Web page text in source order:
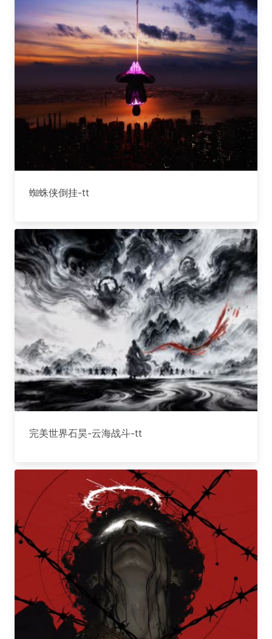
蜘蛛侠倒挂-tt
完美世界石昊-云海战斗-tt